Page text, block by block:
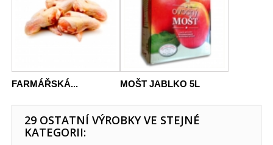
FARMÁŘSKÁ... MOŠT JABLKO 5L
29 OSTATNÍ VÝROBKY VE STEJNÉ
KATEGORII: